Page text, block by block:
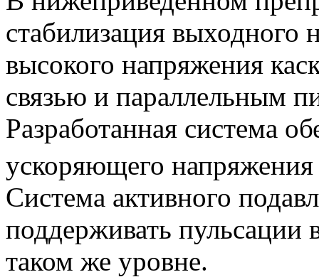
стабилизация выходного
высокого напряжения
связью и параллельным
Разработанная система
ускоряющего
Система активного
поддерживать
таком же уровне.